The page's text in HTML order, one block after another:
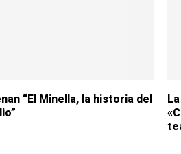
“El Minella, la historia del